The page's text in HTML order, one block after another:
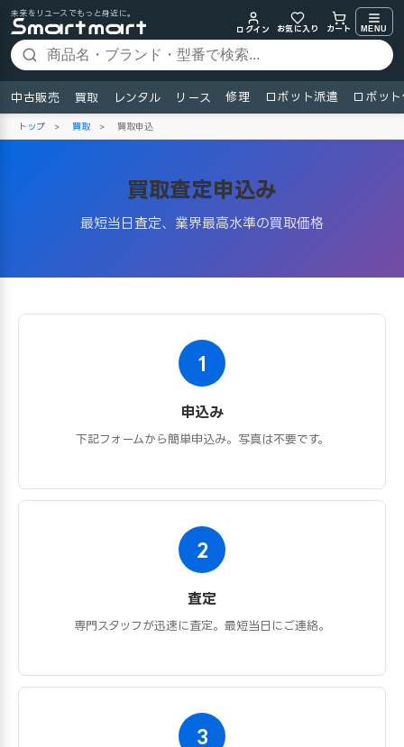
未来をリユースでもっと身近に。
ログイン
お気に入り カート MENU
中古販売 買取 レンタル リース 修理 ロボット派遣 ロボッ
トップ > 買取 > 買取申込
買取査定申込み
最短当日査定、業界最高水準の買取価格
1
申込み
下記フォームから簡単申込み。写真は不要です。
2
査定
専門スタッフが迅速に査定。最短当日にご連絡。
3